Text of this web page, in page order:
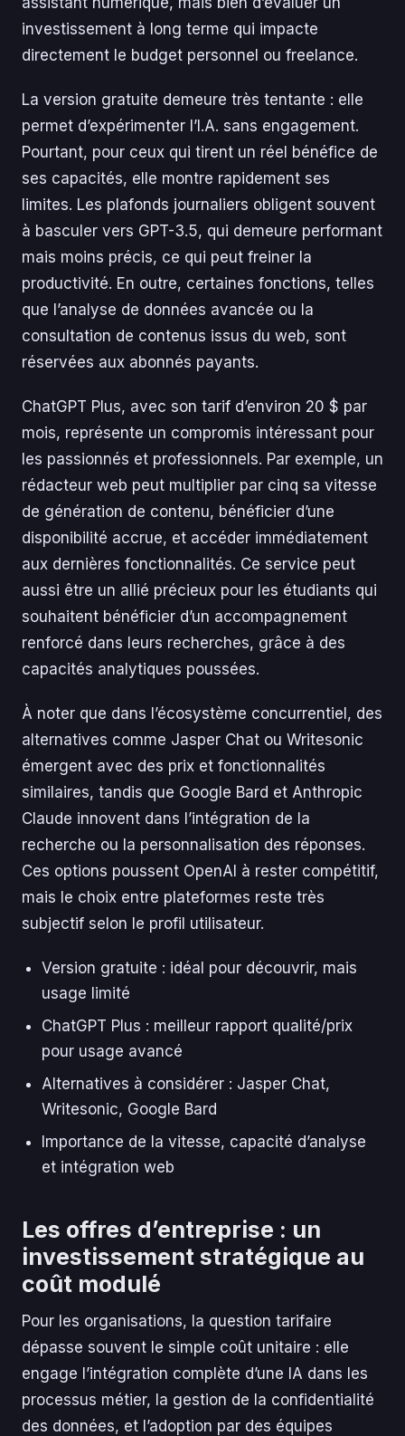
investissement à long terme qui impacte
directement le budget personnel ou freelance.
La version gratuite demeure très tentante : elle
permet d’expérimenter l’I.A. sans engagement.
Pourtant, pour ceux qui tirent un réel bénéfice de
ses capacités, elle montre rapidement ses
limites. Les plafonds journaliers obligent souvent
à basculer vers GPT-3.5, qui demeure performant
mais moins précis, ce qui peut freiner la
productivité. En outre, certaines fonctions, telles
que l’analyse de données avancée ou la
consultation de contenus issus du web, sont
réservées aux abonnés payants.
ChatGPT Plus, avec son tarif d’environ 20 $ par
mois, représente un compromis intéressant pour
les passionnés et professionnels. Par exemple, un
rédacteur web peut multiplier par cinq sa vitesse
de génération de contenu, bénéficier d’une
disponibilité accrue, et accéder immédiatement
aux dernières fonctionnalités. Ce service peut
aussi être un allié précieux pour les étudiants qui
souhaitent bénéficier d’un accompagnement
renforcé dans leurs recherches, grâce à des
capacités analytiques poussées.
À noter que dans l’écosystème concurrentiel, des
alternatives comme Jasper Chat ou Writesonic
émergent avec des prix et fonctionnalités
similaires, tandis que Google Bard et Anthropic
Claude innovent dans l’intégration de la
recherche ou la personnalisation des réponses.
Ces options poussent OpenAI à rester compétitif,
mais le choix entre plateformes reste très
subjectif selon le profil utilisateur.
Version gratuite : idéal pour découvrir, mais
usage limité
ChatGPT Plus : meilleur rapport qualité/prix
pour usage avancé
Alternatives à considérer : Jasper Chat,
Writesonic, Google Bard
Importance de la vitesse, capacité d’analyse
et intégration web
Les offres d’entreprise : un
investissement stratégique au
coût modulé
Pour les organisations, la question tarifaire
dépasse souvent le simple coût unitaire : elle
engage l’intégration complète d’une IA dans les
processus métier, la gestion de la confidentialité
des données, et l’adoption par des équipes